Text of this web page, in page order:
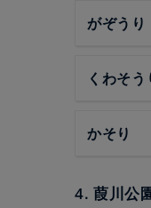
がぞうり
くわそう
かそり
4. 葭川公